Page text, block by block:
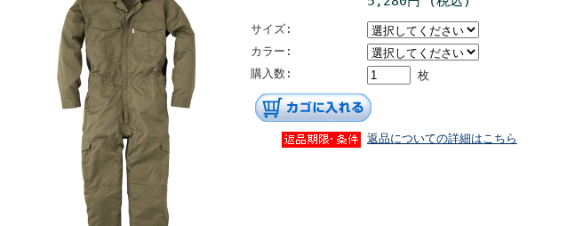
サイズ:
カラー:
購入数:
枚
返品についての詳細はこちら